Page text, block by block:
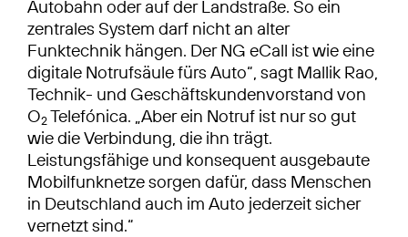
Autobahn oder auf der Landstraße. So ein
zentrales System darf nicht an alter
Funktechnik hängen. Der NG eCall ist wie eine
digitale Notrufsäule fürs Auto“, sagt Mallik Rao,
Technik- und Geschäftskundenvorstand von
O2Telefónica. „Aber ein Notruf ist nur so gut
wie die Verbindung, die ihn trägt.
Leistungsfähige und konsequent ausgebaute
Mobilfunknetze sorgen dafür, dass Menschen
in Deutschland auch im Auto jederzeit sicher
vernetzt sind.“